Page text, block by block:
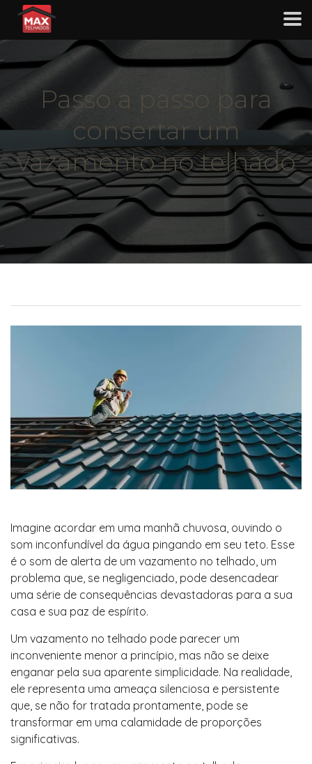
Passo a passo para
consertar um
vazamento no telhado
Imagine acordar em uma manhã chuvosa, ouvindo o
som inconfundível da água pingando em seu teto. Esse
é o som de alerta de um vazamento no telhado, um
problema que, se negligenciado, pode desencadear
uma série de consequências devastadoras para a sua
casa e sua paz de espírito.
Um vazamento no telhado pode parecer um
inconveniente menor a princípio, mas não se deixe
enganar pela sua aparente simplicidade. Na realidade,
ele representa uma ameaça silenciosa e persistente
que, se não for tratada prontamente, pode se
transformar em uma calamidade de proporções
significativas.